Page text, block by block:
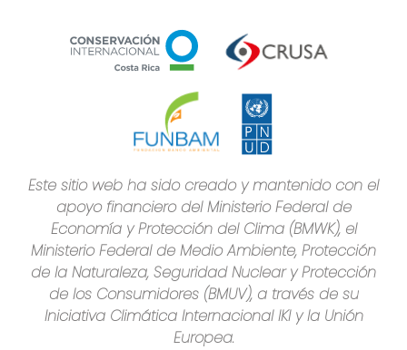
Este sitio web ha sido creado y mantenido con el
apoyo financiero del Ministerio Federal de
Economía y Protección del Clima (BMWK), el
Ministerio Federal de Medio Ambiente, Protección
de la Naturaleza, Seguridad Nuclear y Protección
de los Consumidores (BMUV), a través de su
Iniciativa Climática Internacional IKI y la Unión
Europea.